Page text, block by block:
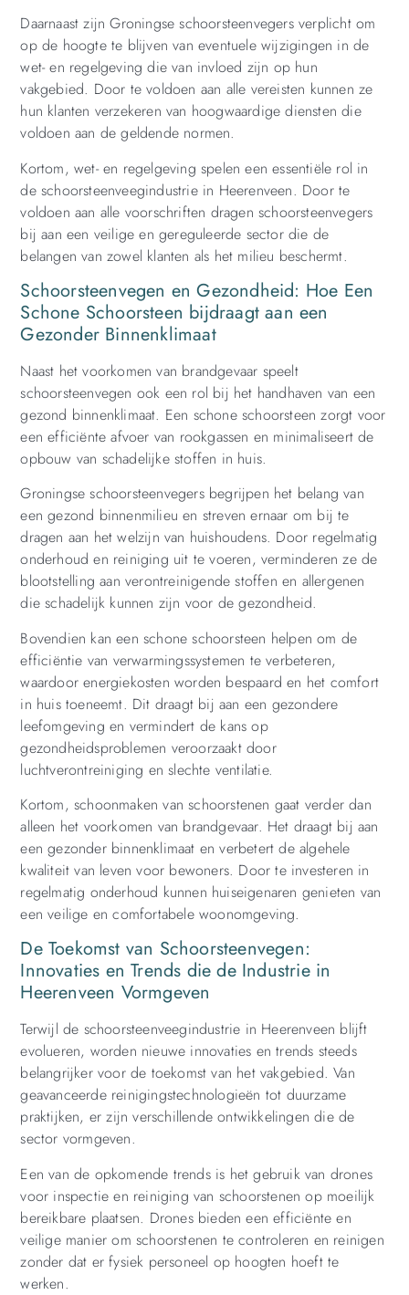
Daarnaast zijn Groningse schoorsteenvegers verplicht om
op de hoogte te blijven van eventuele wijzigingen in de
wet- en regelgeving die van invloed zijn op hun
vakgebied. Door te voldoen aan alle vereisten kunnen ze
hun klanten verzekeren van hoogwaardige diensten die
voldoen aan de geldende normen.
Kortom, wet- en regelgeving spelen een essentiële rol in
de schoorsteenveegindustrie in Heerenveen. Door te
voldoen aan alle voorschriften dragen schoorsteenvegers
bij aan een veilige en gereguleerde sector die de
belangen van zowel klanten als het milieu beschermt.
Schoorsteenvegen en Gezondheid: Hoe Een
Schone Schoorsteen bijdraagt aan een
Gezonder Binnenklimaat
Naast het voorkomen van brandgevaar speelt
schoorsteenvegen ook een rol bij het handhaven van een
gezond binnenklimaat. Een schone schoorsteen zorgt voor
een efficiënte afvoer van rookgassen en minimaliseert de
opbouw van schadelijke stoffen in huis.
Groningse schoorsteenvegers begrijpen het belang van
een gezond binnenmilieu en streven ernaar om bij te
dragen aan het welzijn van huishoudens. Door regelmatig
onderhoud en reiniging uit te voeren, verminderen ze de
blootstelling aan verontreinigende stoffen en allergenen
die schadelijk kunnen zijn voor de gezondheid.
Bovendien kan een schone schoorsteen helpen om de
efficiëntie van verwarmingssystemen te verbeteren,
waardoor energiekosten worden bespaard en het comfort
in huis toeneemt. Dit draagt bij aan een gezondere
leefomgeving en vermindert de kans op
gezondheidsproblemen veroorzaakt door
luchtverontreiniging en slechte ventilatie.
Kortom, schoonmaken van schoorstenen gaat verder dan
alleen het voorkomen van brandgevaar. Het draagt bij aan
een gezonder binnenklimaat en verbetert de algehele
kwaliteit van leven voor bewoners. Door te investeren in
regelmatig onderhoud kunnen huiseigenaren genieten van
een veilige en comfortabele woonomgeving.
De Toekomst van Schoorsteenvegen:
Innovaties en Trends die de Industrie in
Heerenveen Vormgeven
Terwijl de schoorsteenveegindustrie in Heerenveen blijft
evolueren, worden nieuwe innovaties en trends steeds
belangrijker voor de toekomst van het vakgebied. Van
geavanceerde reinigingstechnologieën tot duurzame
praktijken, er zijn verschillende ontwikkelingen die de
sector vormgeven.
Een van de opkomende trends is het gebruik van drones
voor inspectie en reiniging van schoorstenen op moeilijk
bereikbare plaatsen. Drones bieden een efficiënte en
veilige manier om schoorstenen te controleren en reinigen
zonder dat er fysiek personeel op hoogten hoeft te
werken.